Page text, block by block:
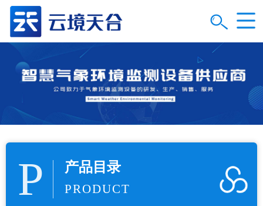
P 产品目录
PRODUCT